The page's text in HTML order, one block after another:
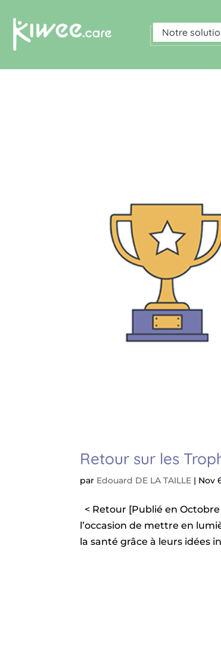
Notre
Retour sur les
par Edouard DE LA TAILLE | Nov
< Retour [Publié en
l’occasion de mettre en
la santé grâce à leurs idées